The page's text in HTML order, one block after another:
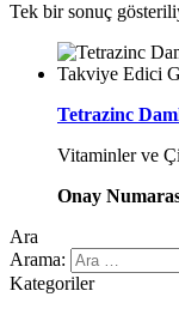
Tek bir sonuç
Tetrazinc
Vitaminler ve
Onay
Ara
Arama:
Kategoriler